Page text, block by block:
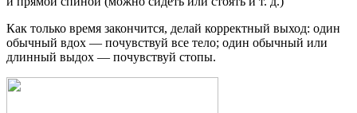
Как только время закончится, делай корректный выход: один
обычный вдох — почувствуй все тело; один обычный или
длинный выдох — почувствуй стопы.